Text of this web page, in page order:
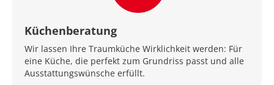
Küchenberatung
Wir lassen Ihre Traumküche Wirklichkeit werden: Für
eine Küche, die perfekt zum Grundriss passt und alle
Ausstattungswünsche erfüllt.